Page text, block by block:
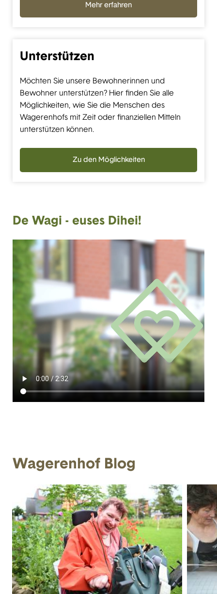
Mehr erfahren
Unterstützen
Möchten Sie unsere Bewohnerinnen und
Bewohner unterstützen? Hier finden Sie alle
Möglichkeiten, wie Sie die Menschen des
Wagerenhofs mit Zeit oder finanziellen Mitteln
unterstützen können.
Zu den Möglichkeiten
De Wagi - euses Dihei!
Wagerenhof Blog